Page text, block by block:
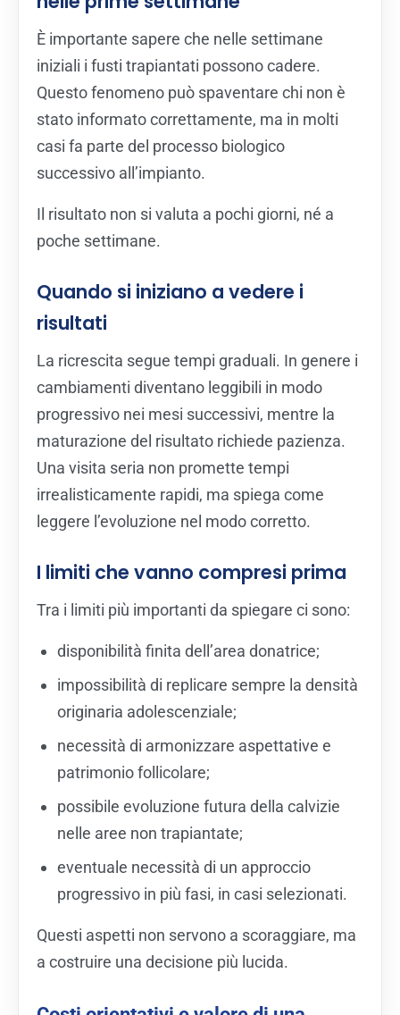
È importante sapere che nelle settimane
iniziali i fusti trapiantati possono cadere.
Questo fenomeno può spaventare chi non è
stato informato correttamente, ma in molti
casi fa parte del processo biologico
successivo all’impianto.
Il risultato non si valuta a pochi giorni, né a
poche settimane.
Quando si iniziano a vedere i
risultati
La ricrescita segue tempi graduali. In genere i
cambiamenti diventano leggibili in modo
progressivo nei mesi successivi, mentre la
maturazione del risultato richiede pazienza.
Una visita seria non promette tempi
irrealisticamente rapidi, ma spiega come
leggere l’evoluzione nel modo corretto.
I limiti che vanno compresi prima
Tra i limiti più importanti da spiegare ci sono:
disponibilità finita dell’area donatrice;
impossibilità di replicare sempre la densità
originaria adolescenziale;
necessità di armonizzare aspettative e
patrimonio follicolare;
possibile evoluzione futura della calvizie
nelle aree non trapiantate;
eventuale necessità di un approccio
progressivo in più fasi, in casi selezionati.
Questi aspetti non servono a scoraggiare, ma
a costruire una decisione più lucida.